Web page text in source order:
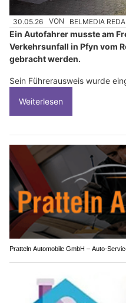
30.05.26 VON BELMEDIA
Ein Autofahrer musste am
Verkehrsunfall in Pfyn vom
gebracht werden.
Sein Führerausweis wurde
Weiterlesen
Pratteln Automobile GmbH – Auto-